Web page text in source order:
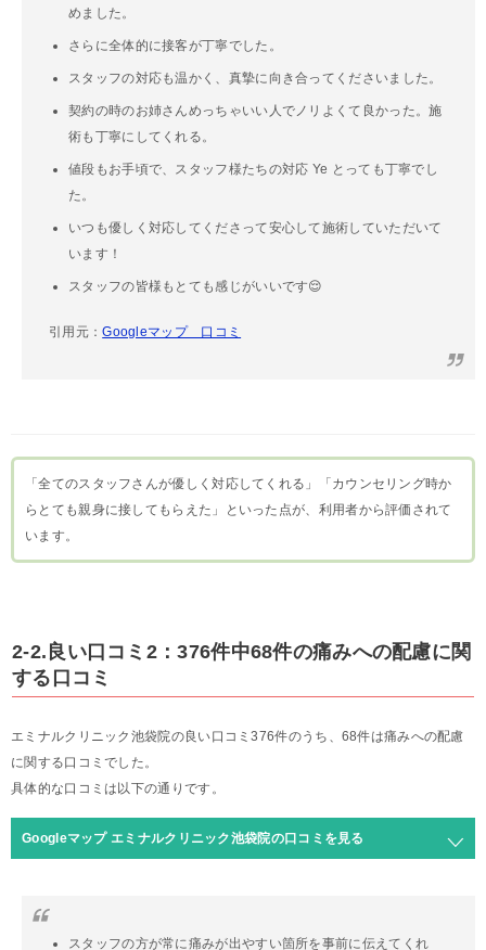
めました。
さらに全体的に接客が丁寧でした。
スタッフの対応も温かく、真摯に向き合ってくださいました。
契約の時のお姉さんめっちゃいい人でノリよくて良かった。施
術も丁寧にしてくれる。
値段もお手頃で、スタッフ様たちの対応 Ye とっても丁寧でし
た。
いつも優しく対応してくださって安心して施術していただいて
います！
スタッフの皆様もとても感じがいいです😌
引用元：Googleマップ 口コミ
「全てのスタッフさんが優しく対応してくれる」「カウンセリング時か
らとても親身に接してもらえた」といった点が、利用者から評価されて
います。
2-2.良い口コミ2：376件中68件の痛みへの配慮に関
する口コミ
エミナルクリニック池袋院の良い口コミ376件のうち、68件は痛みへの配慮
に関する口コミでした。
具体的な口コミは以下の通りです。
Googleマップ エミナルクリニック池袋院の口コミを見る
スタッフの方が常に痛みが出やすい箇所を事前に伝えてくれ